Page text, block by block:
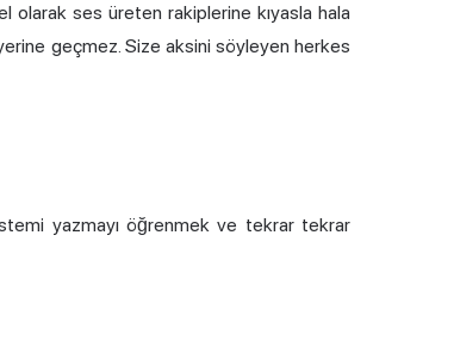
olarak ses üreten rakiplerine kıyasla hala
geçmez. Size aksini söyleyen herkes
yazmayı öğrenmek ve tekrar tekrar